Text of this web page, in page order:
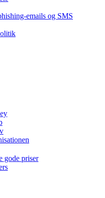
emails og SMS
gode priser